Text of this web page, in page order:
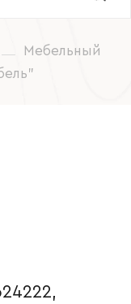
Мебельный